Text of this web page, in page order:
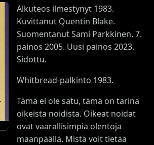
Alkuteos ilmestynyt 1983.
Kuvittanut Quentin Blake.
Suomentanut Sami Parkkinen. 7.
painos 2005. Uusi painos 2023.
Sidottu.
Whitbread-palkinto 1983.
Tämä ei ole satu, tämä on tarina
oikeista noidista. Oikeat noidat
ovat vaarallisimpia olentoja
maanpäällä. Mistä voit tietää